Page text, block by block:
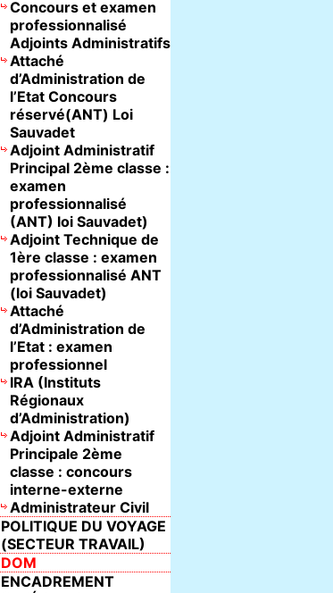
Concours et examen
professionnalisé
Adjoints Administratifs
Attaché
d’Administration de
l’Etat Concours
réservé(ANT) Loi
Sauvadet
Adjoint Administratif
Principal 2ème classe :
examen
professionnalisé
(ANT) loi Sauvadet)
Adjoint Technique de
1ère classe : examen
professionnalisé ANT
(loi Sauvadet)
Attaché
d’Administration de
l’Etat : examen
professionnel
IRA (Instituts
Régionaux
d’Administration)
Adjoint Administratif
Principale 2ème
classe : concours
interne-externe
Administrateur Civil
POLITIQUE DU VOYAGE
(SECTEUR TRAVAIL)
DOM
ENCADREMENT